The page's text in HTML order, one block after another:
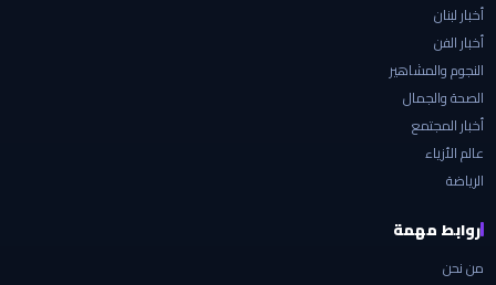
أخبار لبنان
أخبار الفن
النجوم والمشاهير
الصحة والجمال
أخبار المجتمع
عالم الأزياء
الرياضة
روابط مهمة
من نحن